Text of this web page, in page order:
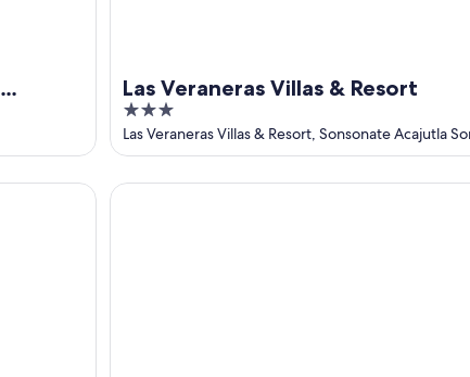
Las Veraneras Villas & Resort
3
out
of
5
Las Veraneras Villas & Resort, Sonsonate Acajutla
Department
Charming villa with WiFi and AC in wonderful